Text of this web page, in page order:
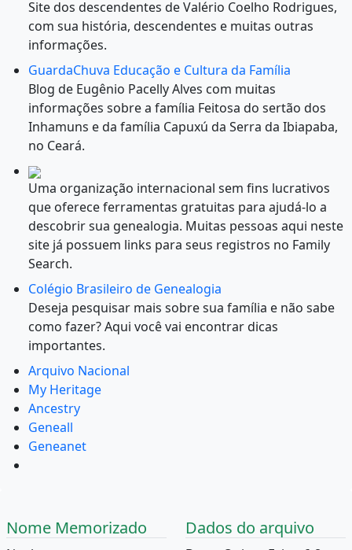
Site dos descendentes de Valério Coelho Rodrigues,
com sua história, descendentes e muitas outras
informações.
GuardaChuva Educação e Cultura da Família
Blog de Eugênio Pacelly Alves com muitas
informações sobre a família Feitosa do sertão dos
Inhamuns e da família Capuxú da Serra da Ibiapaba,
no Ceará.
Uma organização internacional sem fins lucrativos
que oferece ferramentas gratuitas para ajudá-lo a
descobrir sua genealogia. Muitas pessoas aqui neste
site já possuem links para seus registros no Family
Search.
Colégio Brasileiro de Genealogia
Deseja pesquisar mais sobre sua família e não sabe
como fazer? Aqui você vai encontrar dicas
importantes.
Arquivo Nacional
My Heritage
Ancestry
Geneall
Geneanet
Nome Memorizado Dados do arquivo